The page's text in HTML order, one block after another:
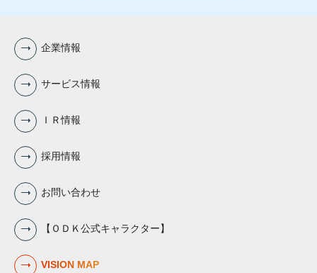
企業情報
サービス情報
ＩＲ情報
採用情報
お問い合わせ
【ＯＤＫ公式キャラクター】
VISION MAP